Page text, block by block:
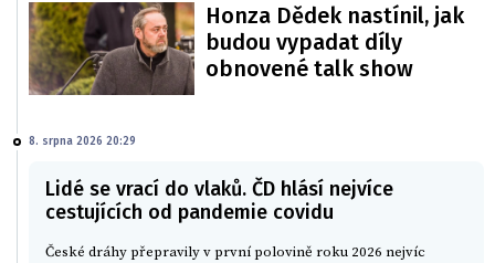
Honza Dědek nastínil, jak
budou vypadat díly
obnovené talk show
8. srpna 2026 20:29
Lidé se vrací do vlaků. ČD hlásí nejvíce
cestujících od pandemie covidu
České dráhy přepravily v první polovině roku 2026 nejvíc